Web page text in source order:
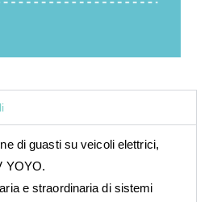
di guasti su veicoli elettrici,
YOYO.
e straordinaria di sistemi